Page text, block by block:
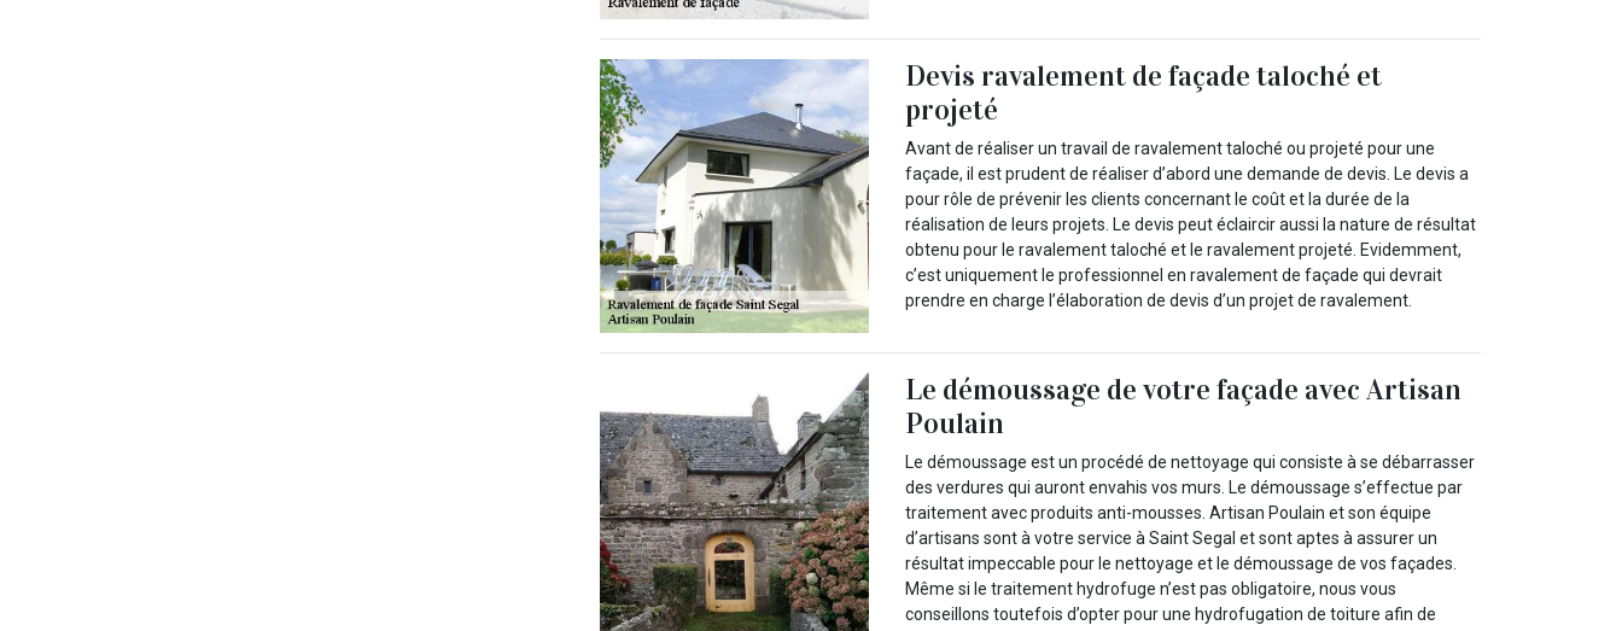
Devis ravalement de façade taloché et
projeté
Avant de réaliser un travail de ravalement taloché ou projeté pour une
façade, il est prudent de réaliser d’abord une demande de devis. Le devis a
pour rôle de prévenir les clients concernant le coût et la durée de la
réalisation de leurs projets. Le devis peut éclaircir aussi la nature de résultat
obtenu pour le ravalement taloché et le ravalement projeté. Evidemment,
c’est uniquement le professionnel en ravalement de façade qui devrait
prendre en charge l’élaboration de devis d’un projet de ravalement.
Le démoussage de votre façade avec Artisan
Poulain
Le démoussage est un procédé de nettoyage qui consiste à se débarrasser
des verdures qui auront envahis vos murs. Le démoussage s’effectue par
traitement avec produits anti-mousses. Artisan Poulain et son équipe
d’artisans sont à votre service à Saint Segal et sont aptes à assurer un
résultat impeccable pour le nettoyage et le démoussage de vos façades.
Même si le traitement hydrofuge n’est pas obligatoire, nous vous
conseillons toutefois d’opter pour une hydrofugation de toiture afin de